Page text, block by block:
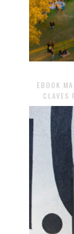
EBOOK
CLAVES